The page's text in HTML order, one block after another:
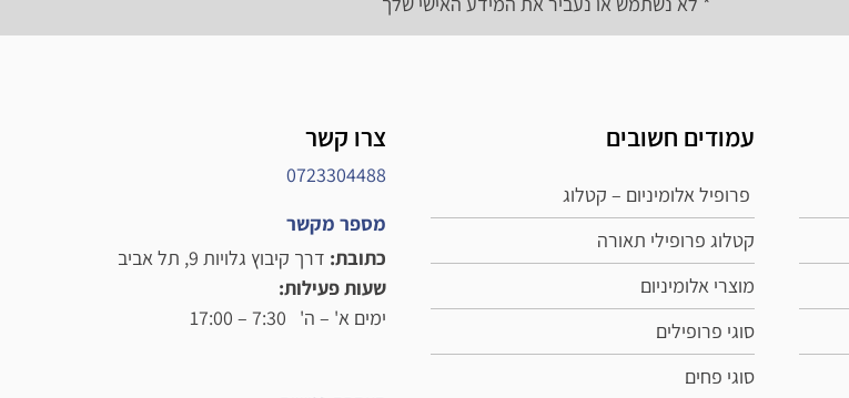
עמודים חשובים
פרופיל אלומיניום – קטלוג
קטלוג פרופילי תאורה
מוצרי אלומיניום
סוגי פרופילים
סוגי פחים
צרו קשר
0723304488
מספר מקשר
כתובת: דרך קיבוץ גלויות 9, תל אביב
שעות פעילות:
ימים א' – ה' 7:30 – 17:00